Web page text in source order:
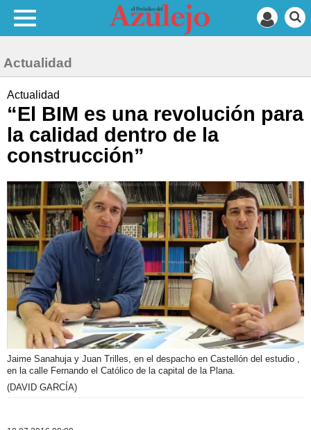
Actualidad
Actualidad
“El BIM es una revolución para
la calidad dentro de la
construcción”
Jaime Sanahuja y Juan Trilles, en el despacho en Castellón del estudio ,
en la calle Fernando el Católico de la capital de la Plana.
(DAVID GARCÍA)